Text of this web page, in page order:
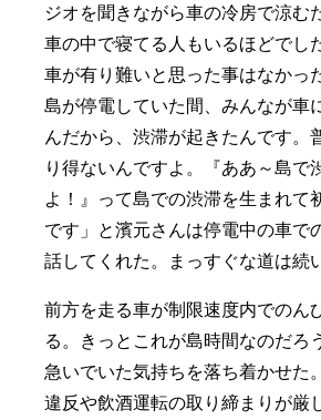
ジオを聞きながら車の冷房で涼む
車の中で寝てる人もいるほどでし
車が有り難いと思った事はなかっ
島が停電していた間、みんなが車
んだから、渋滞が起きたんです。
り得ないんですよ。『ああ～島で
よ！』って島での渋滞を生まれて
です」と濱元さんは停電中の車で
話してくれた。まっすぐな道は続
前方を走る車が制限速度内でのん
る。きっとこれが島時間なのだろ
急いでいた気持ちを落ち着かせた
違反や飲酒運転の取り締まりが厳